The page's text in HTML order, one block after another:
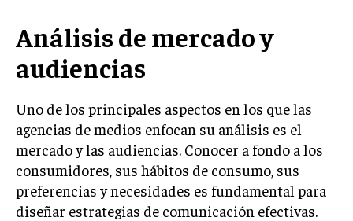
TECNOLOGIA
TRANSFORMACIÓN DIGITAL
ANALÍTICA EMPRESARIAL Y BUSINESS
INTELLIGENCE
CIBERSEGURIDAD EMPRESARIAL
Análisis de mercado y
audiencias
Uno de los principales aspectos en los que las
agencias de medios enfocan su análisis es el
mercado y las audiencias. Conocer a fondo a los
consumidores, sus hábitos de consumo, sus
preferencias y necesidades es fundamental para
diseñar estrategias de comunicación efectivas.